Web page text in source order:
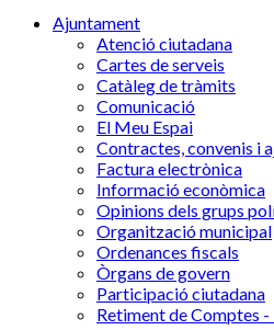
Ajuntament
Atenció ciutadana
Cartes de serveis
Catàleg de tràmits
Comunicació
El Meu Espai
Contractes, convenis i
Factura electrònica
Informació econòmica
Opinions dels grups
Organització municipal
Ordenances fiscals
Òrgans de govern
Participació ciutadana
Retiment de Comptes